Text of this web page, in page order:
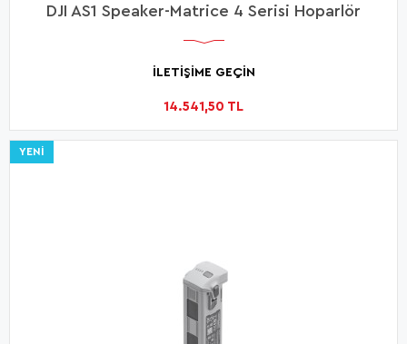
DJI AS1 Speaker-Matrice 4 Serisi Hoparlör
14.541,50 TL
İLETİŞİME GEÇİN
YENI